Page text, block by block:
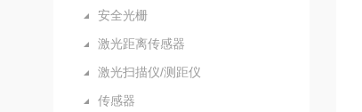
安全光栅
激光距离传感器
激光扫描仪/测距仪
传感器